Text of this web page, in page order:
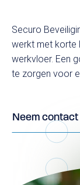
Securo
werkt met korte
werkvloer. Een
te zorgen voor
Neem